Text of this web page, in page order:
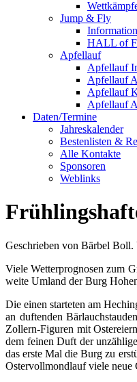
Jump & Fly
HALL of
Apfellauf
Apfellauf
Apfellauf
Apfellauf
Apfellauf
Daten/Termine
Jahreskalender
Bestenlisten &
Alle Kontakte
Sponsoren
Weblinks
Geschrieben von Bärbel
Viele Wetterprognosen zum
weite Umland der Burg
Die einen starteten am
an duftenden
Zollern-Figuren mit
dem feinen Duft der
das erste Mal die Burg zu
Ostervollmondlauf viele neue